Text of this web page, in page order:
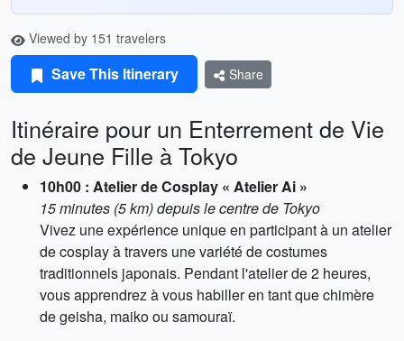
Viewed by 151 travelers
Save This Itinerary Share
Itinéraire pour un Enterrement de Vie
de Jeune Fille à Tokyo
10h00 : Atelier de Cosplay « Atelier Ai »
15 minutes (5 km) depuis le centre de Tokyo
Vivez une expérience unique en participant à un atelier
de cosplay à travers une variété de costumes
traditionnels japonais. Pendant l'atelier de 2 heures,
vous apprendrez à vous habiller en tant que chimère
de geisha, maiko ou samouraï.